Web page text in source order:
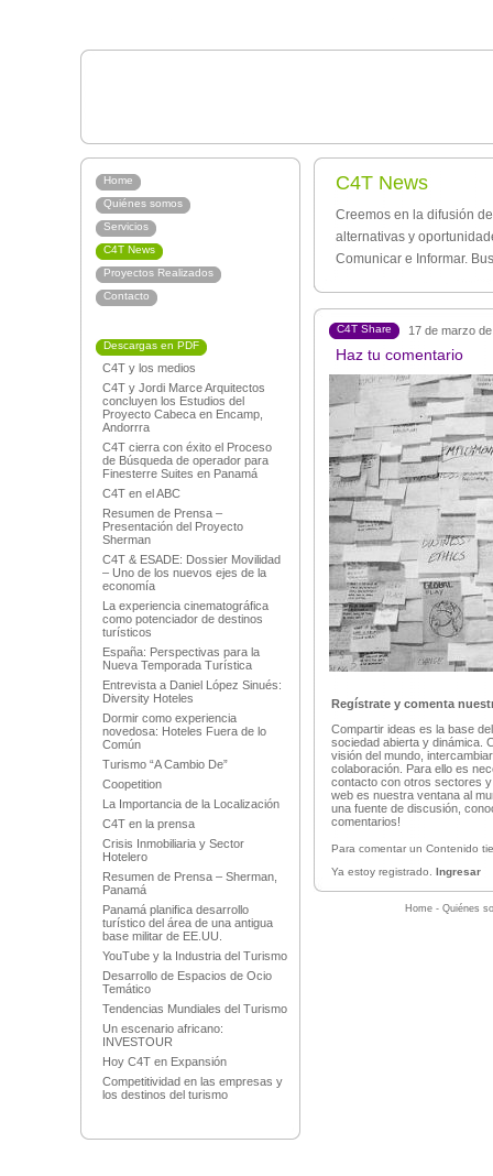
Home
Quiénes somos
Servicios
C4T News
Proyectos Realizados
Contacto
Descargas en PDF
C4T y los medios
C4T y Jordi Marce Arquitectos
concluyen los Estudios del
Proyecto Cabeca en Encamp,
Andorrra
C4T cierra con éxito el Proceso
de Búsqueda de operador para
Finesterre Suites en Panamá
C4T en el ABC
Resumen de Prensa –
Presentación del Proyecto
Sherman
C4T & ESADE: Dossier Movilidad
– Uno de los nuevos ejes de la
economía
La experiencia cinematográfica
como potenciador de destinos
turísticos
España: Perspectivas para la
Nueva Temporada Turística
Entrevista a Daniel López Sinués:
Diversity Hoteles
Dormir como experiencia
novedosa: Hoteles Fuera de lo
Común
Turismo “A Cambio De”
Coopetition
La Importancia de la Localización
C4T en la prensa
Crisis Inmobiliaria y Sector
Hotelero
Resumen de Prensa – Sherman,
Panamá
Panamá planifica desarrollo
turístico del área de una antigua
base militar de EE.UU.
YouTube y la Industria del Turismo
Desarrollo de Espacios de Ocio
Temático
Tendencias Mundiales del Turismo
Un escenario africano:
INVESTOUR
Hoy C4T en Expansión
Competitividad en las empresas y
los destinos del turismo
C4T News
Creemos en la difusión
alternativas y
Comunicar e Informar.
C4T Share 17 de marzo
Haz tu comentario
Regístrate y comenta
Compartir ideas es la base
sociedad abierta y dinámica.
visión del mundo,
colaboración. Para ello es
contacto con otros sectores
web es nuestra ventana al
una fuente de discusión,
comentarios!
Para comentar un Contenido
Ya estoy registrado. Ingresar
Home - Quiénes